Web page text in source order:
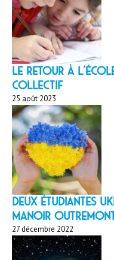
LE RETOUR À
collectif
25 août 2023
Deux étudiantes
Manoir
27 décembre 2022